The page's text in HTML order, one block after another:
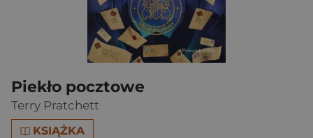
Piekło pocztowe
Terry Pratchett
KSIĄŻKA